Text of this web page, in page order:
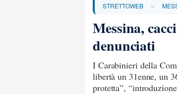
STRETTOWEB »
Messina,
denunciati
I Carabinieri della
libertà un 31enne, un
protetta”,